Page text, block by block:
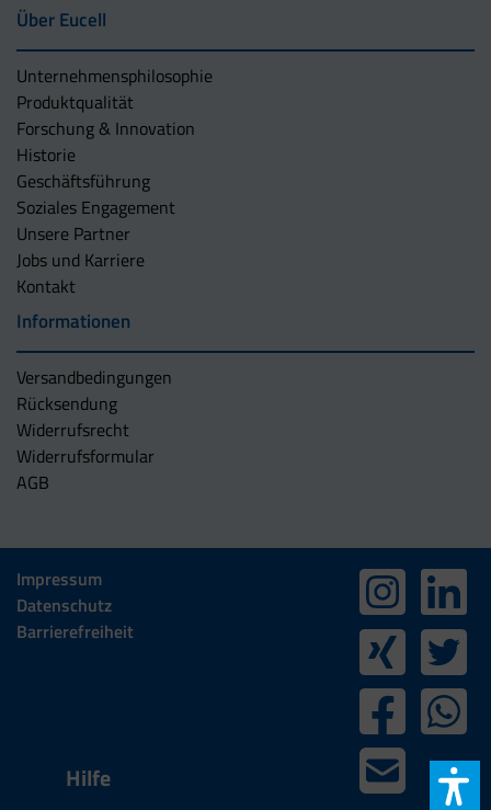
Über Eucell
Unternehmens­philosophie
Produktqualität
Forschung & Innovation
Historie
Geschäftsführung
Soziales Engagement
Unsere Partner
Jobs und Karriere
Kontakt
Informationen
Versandbedingungen
Rücksendung
Widerrufsrecht
Widerrufsformular
AGB
Impressum
Datenschutz
Barrierefreiheit
Hilfe